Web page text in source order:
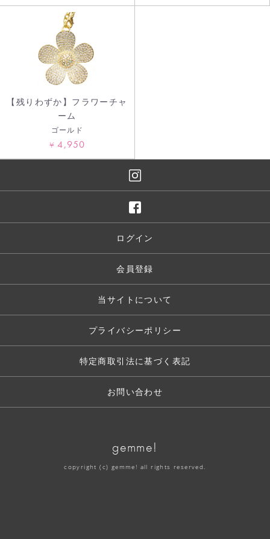
【残りわずか】フラワーチャ
ーム
ゴールド
¥ 4,950
ログイン
会員登録
当サイトについて
プライバシーポリシー
特定商取引法に基づく表記
お問い合わせ
gemme!
copyright (c) gemme! all rights reserved.